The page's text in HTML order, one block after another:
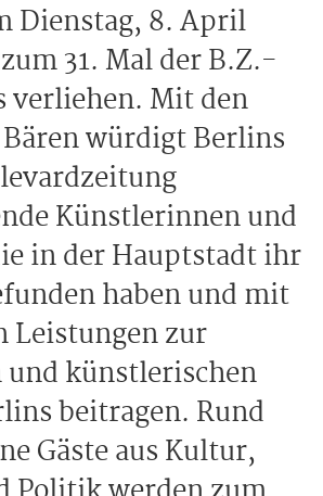
Dienstag, 8. April
31. Mal der B.Z.-
verliehen. Mit den
würdigt Berlins
Künstlerinnen und
in der Hauptstadt ihr
haben und mit
Leistungen zur
künstlerischen
beitragen. Rund
Gäste aus Kultur,